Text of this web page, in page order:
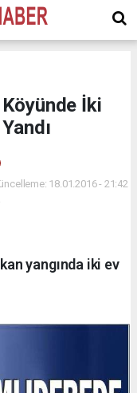
İki
18.01.2016 - 21:42
yangında iki ev